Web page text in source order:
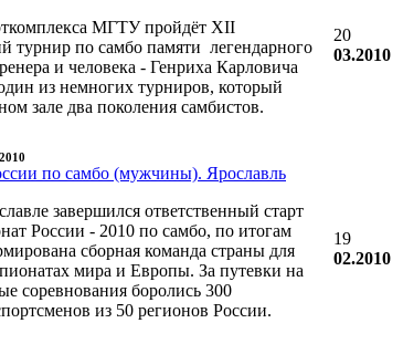
МГТУ пройдёт XII
турнир по самбо памяти легендарного
и человека - Генриха Карловича
из немногих турниров, который
зале два поколения самбистов.
20
03.2010
по самбо (мужчины). Ярославль
завершился ответственный старт
России - 2010 по самбо, по итогам
сборная команда страны для
мира и Европы. За путевки на
соревнования боролись 300
из 50 регионов России.
19
02.2010